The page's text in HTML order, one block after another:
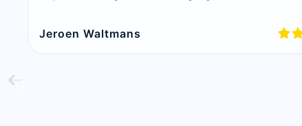
Jeroen Waltmans